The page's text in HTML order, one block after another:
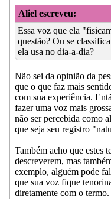
Aliel escreveu:
Essa voz que ela
questão? Ou se
ela usa no dia-a-dia?
Não sei da opinião da
que o que faz mais
com sua experiência.
fazer uma voz mais
não ser percebida como
que seja seu registro
Também acho que estes
descreverem, mas
exemplo, alguém pode
que sua voz fique
diretamente com o termo.